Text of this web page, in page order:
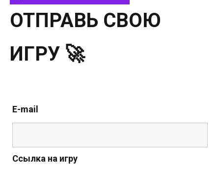
ОТПРАВЬ СВОЮ
ИГРУ 🚀
E-mail
Ссылка на игру